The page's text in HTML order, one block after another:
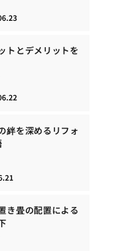
トとデメリットを
絆を深めるリフォ
き畳の配置による